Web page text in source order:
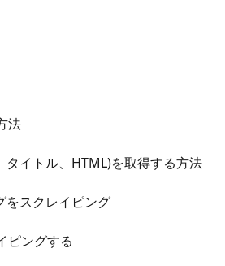
法
イトル、HTML)を取得する方法
をスクレイピング
ピングする